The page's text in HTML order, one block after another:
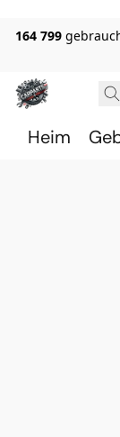
164 799
Heim